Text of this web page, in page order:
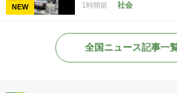
NEW 1時間前 社会
全国ニュース記事一